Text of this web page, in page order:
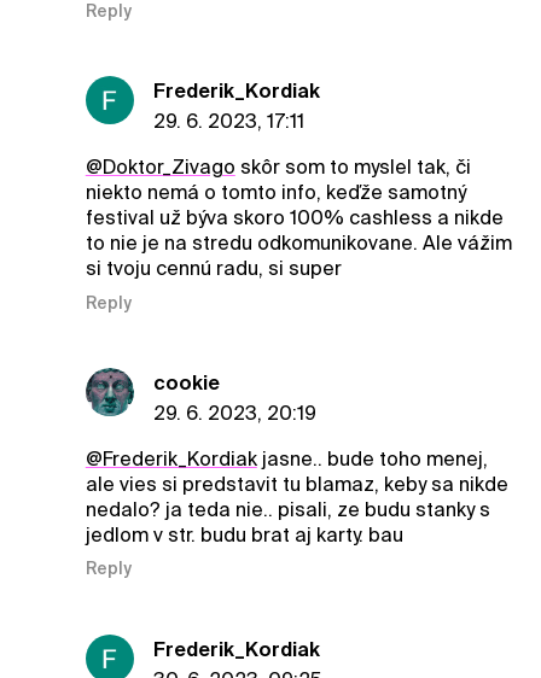
Reply
Frederik_Kordiak
29. 6. 2023, 17:11
@Doktor_Zivago skôr som to myslel tak, či
niekto nemá o tomto info, keďže samotný
festival už býva skoro 100% cashless a nikde
to nie je na stredu odkomunikovane. Ale vážim
si tvoju cennú radu, si super
Reply
cookie
29. 6. 2023, 20:19
@Frederik_Kordiakjasne.. bude toho menej,
ale vies si predstavit tu blamaz, keby sa nikde
nedalo? ja teda nie.. pisali, ze budu stanky s
jedlom v str. budu brat aj karty. bau
Reply
Frederik_Kordiak